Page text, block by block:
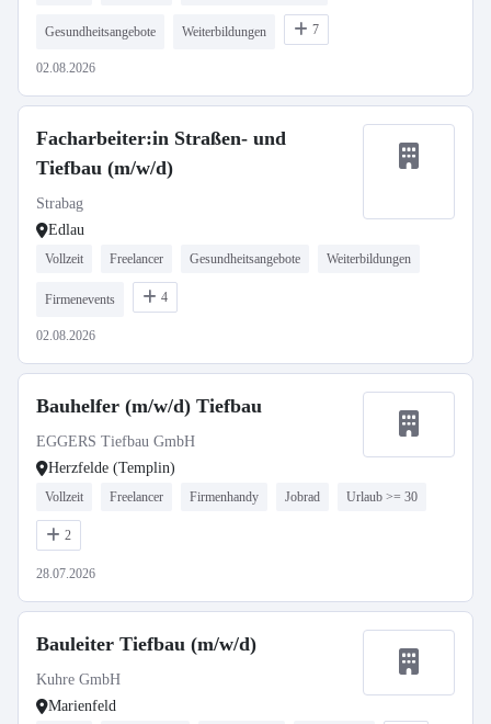
Gesundheitsangebote Weiterbildungen 7
02.08.2026
Facharbeiter:in Straßen- und
Tiefbau (m/w/d)
Strabag
Edlau
Vollzeit Freelancer Gesundheitsangebote Weiterbildungen
Firmenevents 4
02.08.2026
Bauhelfer (m/w/d) Tiefbau
EGGERS Tiefbau GmbH
Herzfelde (Templin)
Vollzeit Freelancer Firmenhandy Jobrad Urlaub >= 30
2
28.07.2026
Bauleiter Tiefbau (m/w/d)
Kuhre GmbH
Marienfeld